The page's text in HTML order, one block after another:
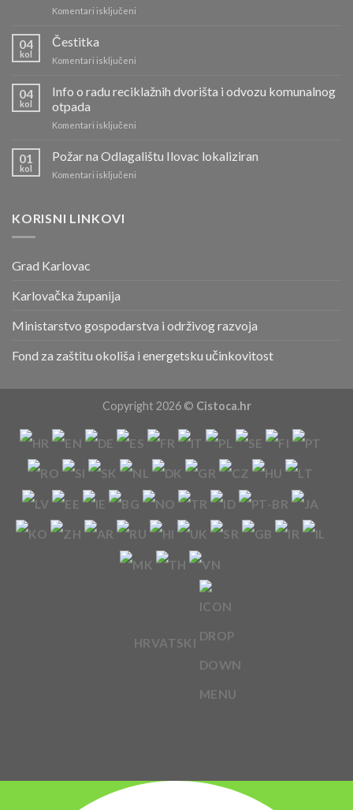
Komentari isključeni
od
04
kol
Čestitka
Komentari isključeni
04
kol
Info o radu reciklažnih dvorišta i odvozu komunalnog
otpada
Komentari isključeni
radu
01
kol
Požar na Odlagalištu Ilovac lokaliziran
Komentari isključeni
KORISNI LINKOVI
Grad Karlovac
Karlovačka županija
Ministarstvo gospodarstva i održivog razvoja
Fond za zaštitu okoliša i energetsku učinkovitost
Copyright 2026 © Cistoca.hr
HRVATSKI